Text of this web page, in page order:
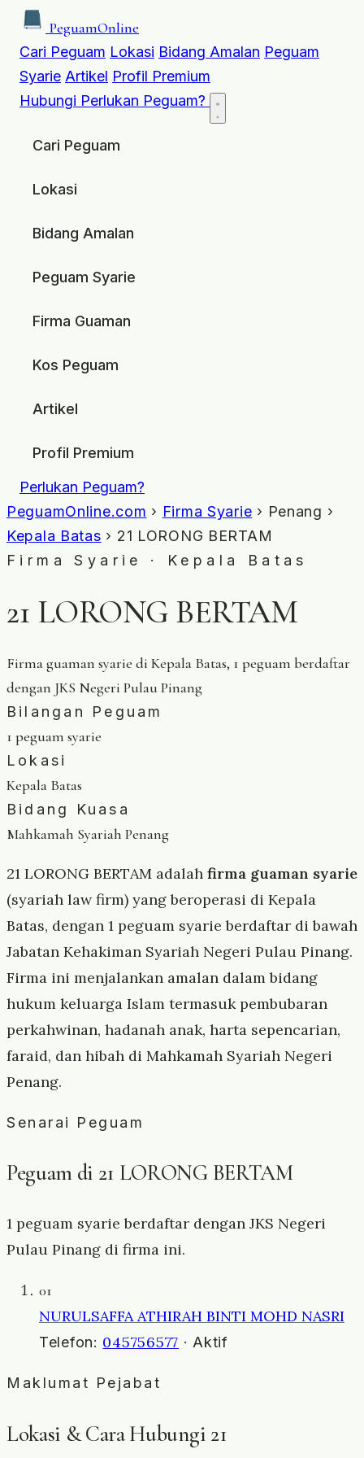
PeguamOnline
Cari Peguam Lokasi Bidang Amalan Peguam
Syarie Artikel Profil Premium
Hubungi Perlukan Peguam?
Cari Peguam
Lokasi
Bidang Amalan
Peguam Syarie
Firma Guaman
Kos Peguam
Artikel
Profil Premium
Perlukan Peguam?
PeguamOnline.com › Firma Syarie › Penang ›
Kepala Batas › 21 LORONG BERTAM
Firma Syarie · Kepala Batas
21 LORONG BERTAM
Firma guaman syarie di Kepala Batas, 1 peguam berdaftar
dengan JKS Negeri Pulau Pinang
Bilangan Peguam
1 peguam syarie
Lokasi
Kepala Batas
Bidang Kuasa
Mahkamah Syariah Penang
21 LORONG BERTAM adalah firma guaman syarie
(syariah law firm) yang beroperasi di Kepala
Batas, dengan 1 peguam syarie berdaftar di bawah
Jabatan Kehakiman Syariah Negeri Pulau Pinang.
Firma ini menjalankan amalan dalam bidang
hukum keluarga Islam termasuk pembubaran
perkahwinan, hadanah anak, harta sepencarian,
faraid, dan hibah di Mahkamah Syariah Negeri
Penang.
Senarai Peguam
Peguam di 21 LORONG BERTAM
1 peguam syarie berdaftar dengan JKS Negeri
Pulau Pinang di firma ini.
01
NURULSAFFA ATHIRAH BINTI MOHD NASRI
Telefon: 045756577 · Aktif
Maklumat Pejabat
Lokasi & Cara Hubungi 21